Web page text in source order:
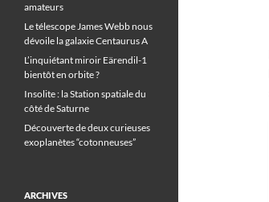
amateurs
Le télescope James Webb nous
dévoile la galaxie Centaurus A
L’inquiétant miroir Eärendil-1
bientôt en orbite ?
Insolite : la Station spatiale du
côté de Saturne
Découverte de deux curieuses
exoplanètes “cotonneuses”
ARCHIVES